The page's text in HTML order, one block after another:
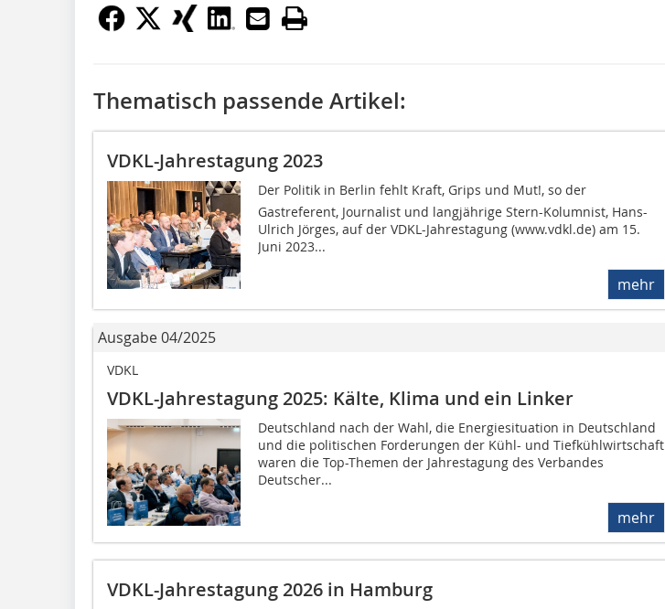
Thematisch passende Artikel:
VDKL-Jahrestagung 2023
Der Politik in Berlin fehlt Kraft, Grips und Mut!, so der
Gastreferent, Journalist und langjährige Stern-Kolumnist, Hans-
Ulrich Jörges, auf der VDKL-Jahrestagung (www.vdkl.de) am 15.
Juni 2023...
mehr
Ausgabe 04/2025
VDKL
VDKL-Jahrestagung 2025: Kälte, Klima und ein Linker
Deutschland nach der Wahl, die Energiesituation in Deutschland
und die politischen Forderungen der Kühl- und Tiefkühlwirtschaft
waren die Top-Themen der Jahrestagung des Verbandes
Deutscher...
mehr
VDKL-Jahrestagung 2026 in Hamburg